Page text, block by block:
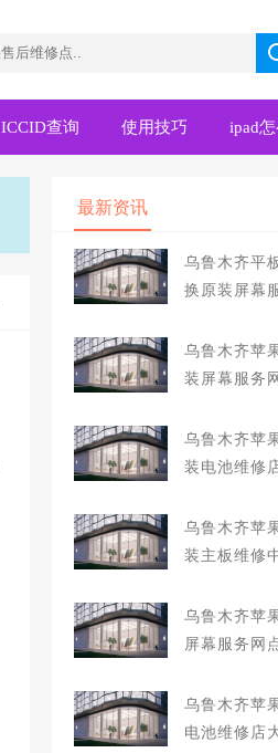
ICCID查询 使用技巧 ipad
最新资讯
乌鲁木齐平
换原装屏幕
乌鲁木齐苹
装屏幕服务
乌鲁木齐苹
装电池维修
乌鲁木齐苹
装主板维修
乌鲁木齐苹
屏幕服务网
乌鲁木齐苹
电池维修店